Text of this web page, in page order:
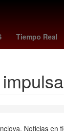
Tiempo Real
Estética